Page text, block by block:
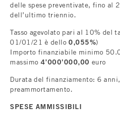
delle spese preventivate, fino al
dell’ultimo triennio.
Tasso agevolato pari al 10% del
01/01/21 è dello0,055%)
Importo finanziabile minimo
massimo 4’000’000,00 euro
Durata del finanziamento: 6
preammortamento.
SPESE AMMISSIBILI